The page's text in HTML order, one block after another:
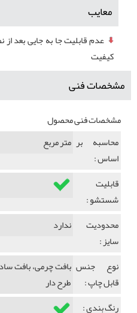
معایب
عدم قابلیت جا به جایی بعد
کیفیت
مشخصات فنی
مشخصات فنی محصول
محاسبه بر
اساس :
متر مربع
قابلیت
شستشو :
محدودیت
سایز :
ندارد
نوع جنس
قابل چاپ :
بافت چرمی، بافت
طرح دار
رنگ بندی :